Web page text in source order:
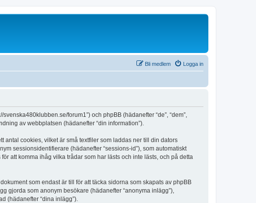
Logga in
Bli medlem
forum1”) och phpBB (hädanefter “de”, “dem”,
av webbplatsen (hädanefter “din information”).
antal cookies, vilket är små textfiler som laddas ner till din dators
sessionsidentifierare (hädanefter “sessions-id”), som automatiskt
att komma ihåg vilka trådar som har lästs och inte lästs, och på detta
som endast är till för att täcka sidorna som skapats av phpBB
gjorda som anonym besökare (hädanefter “anonyma inlägg”),
(hädanefter “dina inlägg”).